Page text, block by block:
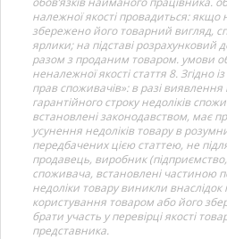
належної якості провадиться:
збережено його товарний вигляд,
ярлики; на підставі
разом з проданим товаром. умови
неналежної якості стаття 8. Згідно
прав споживачів»: в разі
гарантійного строку недоліків
встановлені законодавством, має
усунення недоліків товару в
передбачених цією статтею, не
продавець, виробник
споживача, встановлені частиною
недоліки товару виникли
користування товаром або його
брати участь у перевірці якості
представника.